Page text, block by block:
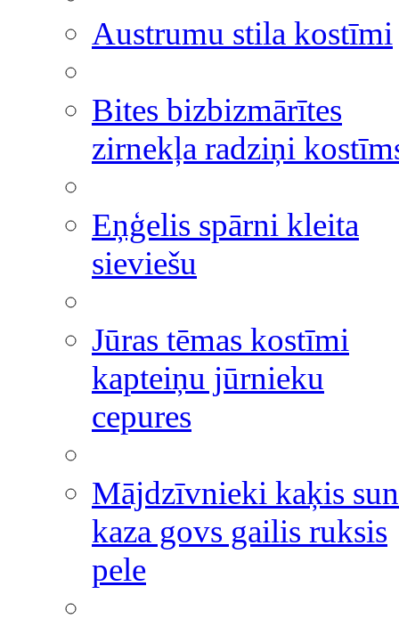
Austrumu stila kostīmi
Bites bizbizmārītes
zirnekļa radziņi
Eņģelis spārni kleita
sieviešu
Jūras tēmas kostīmi
kapteiņu jūrnieku
cepures
Mājdzīvnieki kaķis
kaza govs gailis ruksis
pele